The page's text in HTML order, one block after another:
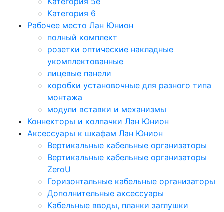
Категория 6
Рабочее место Лан Юнион
полный комплект
розетки оптические накладные
укомплектованные
лицевые панели
коробки установочные для разного типа
монтажа
модули вставки и механизмы
Коннекторы и колпачки Лан Юнион
Аксессуары к шкафам Лан Юнион
Вертикальные кабельные организаторы
Вертикальные кабельные организаторы
ZeroU
Горизонтальные кабельные организаторы
Дополнительные аксессуары
Кабельные вводы, планки заглушки